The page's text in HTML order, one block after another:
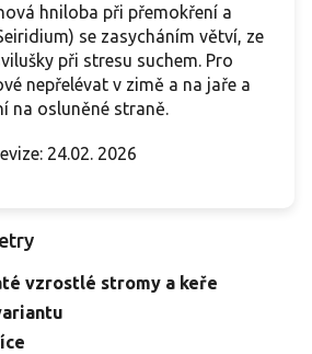
hniloba při přemokření a
se zasycháním větví, ze
při stresu suchem. Pro
nepřelévat v zimě a na jaře a
na osluněné straně.
24.02. 2026
vzrostlé stromy a keře